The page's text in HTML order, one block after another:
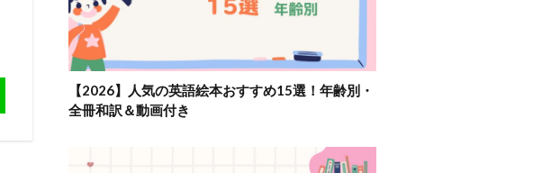
【2026】人気の英語絵本おすすめ15選！年齢別・
全冊和訳＆動画付き